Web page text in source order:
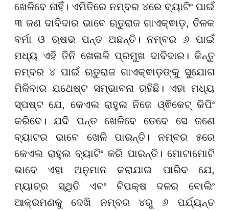
ଖେଳିବେ ନାହିଁ। ଏମିତିରେ ନମ୍ବର ୪ରେ ବ୍ୟାଟିଂ ପାଇଁ
୩ ଜଣ ଦାବିଦାର ଭାବେ ଋତୁରାଜ ଗାଏକ୍ଵାଡ଼, ତିଳକ
ବର୍ମା ଓ ଋଷଭ ପନ୍ତ ଅଛନ୍ତି। ନମ୍ବର ୬ ପାଇଁ
ମଧ୍ୟ ଏହି ତିନି ଖେଳାଳି ପ୍ରମୁଖ ଦାବିଦାର। କିନ୍ତୁ
ନମ୍ବର ୪ ପାଇଁ ଋତୁରାଜ ଗାଏକ୍ଵାଡ଼ଙ୍କୁ ସୁଯୋଗ
ମିଳିବାର ଯଥେଷ୍ଟ ସମ୍ଭାବନା ରହିଛି। ଏହା ମଧ୍ୟ
ସ୍ପଷ୍ଟ ଯେ, କେଏଲ ରାହୁଲ ନିଜେ ଓ୍ଵିକେଟ୍ କିପିଂ
କରିବେ। ଯଦି ପନ୍ତ ଖେଳିବେ ତେବେ ସେ ଜଣେ
ବ୍ୟାଟର ଭାବେ ଖେଳି ପାରନ୍ତି। ନମ୍ବର ୫ରେ
କେଏଲ ରାହୁଲ ବ୍ୟାଟିଂ କରି ପାରନ୍ତି। ମୋଟାମୋଟି
ଭାବେ ଏହା ଅନୁମାନ କରାଯାଇ ପାରିବ ଯେ,
ମ୍ୟାଚ୍‌ର ସ୍ଥିତି ଏବଂ ବିପକ୍ଷ ଦଳର ବୋଲିଂ
ଆକ୍ରମଣକୁ ଦେଖି ନମ୍ବର ୪ରୁ ୬ ପର୍ଯ୍ୟନ୍ତ